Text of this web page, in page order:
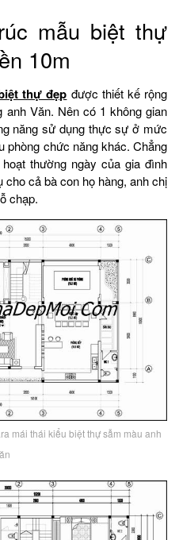
mẫu biệt thự
10m
thự đẹp được thiết kế rộng
Văn. Nên có 1 không gian
năng sử dụng thực sự ở mức
phòng chức năng khác. Chẳng
thường ngày của gia đình
cả bà con họ hàng, anh chị
chạp.
mái thái kiểu biệt thự sẫm màu anh